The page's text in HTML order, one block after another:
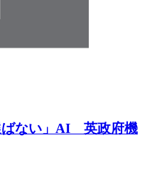
ばない」AI 英政府機